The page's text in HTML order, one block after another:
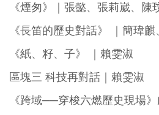
《煙匆》｜張懿、張莉崴、陳
《長笛的歷史對話》 ｜簡瑋
《紙、籽、子》 ｜賴雯淑
區塊三 科技再對話｜賴雯淑
《跨域──穿梭六燃歷史現場